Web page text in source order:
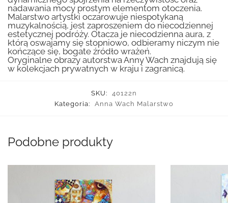
nadawania mocy prostym elementom otoczenia.
Malarstwo artystki oczarowuje niespotykaną
muzykalnością, jest zaproszeniem do niecodziennej
estetycznej podróży. Otacza je niecodzienna aura, z
którą oswajamy się stopniowo, odbieramy niczym nie
kończące się, bogate źródło wrażeń.
Oryginalne obrazy autorstwa Anny Wach znajdują się
w kolekcjach prywatnych w kraju i zagranicą.
SKU:
40122n
Kategoria:
Anna Wach Malarstwo
Podobne produkty